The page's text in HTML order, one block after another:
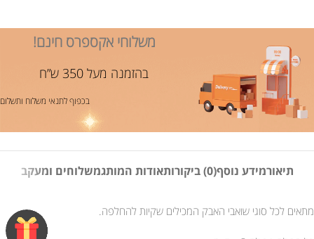
משלוחי אקספרס חינם!
בהזמנה מעל 350 ש”ח
בכפוף לתנאי משלוח ותשלום
תיאורמידע נוסף(0) ביקורות אודות המותגמשלוחים ומעקב
מתאים לכל סוגי שואבי האבק המכילים שקיות להחלפה.